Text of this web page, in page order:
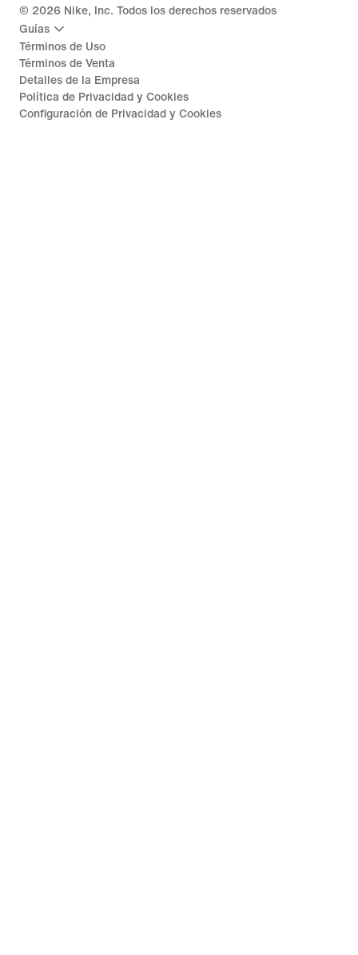
© 2026 Nike, Inc. Todos los derechos reservados
Guías
Términos de Uso
Términos de Venta
Detalles de la Empresa
Política de Privacidad y Cookies
Configuración de Privacidad y Cookies